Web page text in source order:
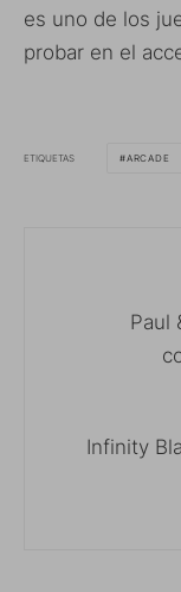
es uno de los
probar en el
ETIQUETAS ARCADE
Paul
Infinity